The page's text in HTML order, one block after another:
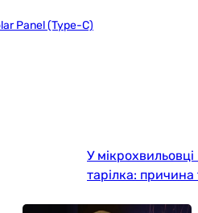
Panel (Type-C)
У
тарілка: